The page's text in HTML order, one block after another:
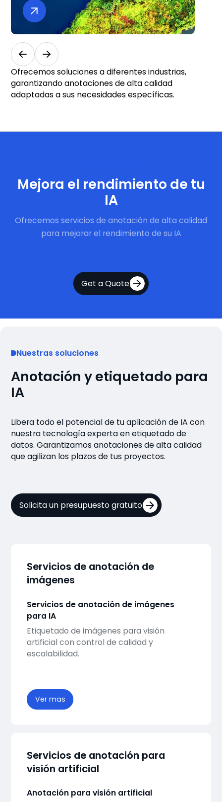
Geoespacial y cartografía
Ofrecemos soluciones a diferentes industrias,
garantizando anotaciones de alta calidad
adaptadas a sus necesidades específicas.
Mejora el rendimiento de tu
IA
Ofrecemos servicios de anotación de alta calidad
para mejorar el rendimiento de su IA
Get a Quote
Nuestras soluciones
Anotación y etiquetado para
IA
Libera todo el potencial de tu aplicación de IA con
nuestra tecnología experta en etiquetado de
datos. Garantizamos anotaciones de alta calidad
que agilizan los plazos de tus proyectos.
Solicita un presupuesto gratuito
Servicios de anotación de
imágenes
Servicios de anotación de imágenes
para IA
Etiquetado de imágenes para visión
artificial con control de calidad y
escalabilidad.
Ver mas
Servicios de anotación para
visión artificial
Anotación para visión artificial